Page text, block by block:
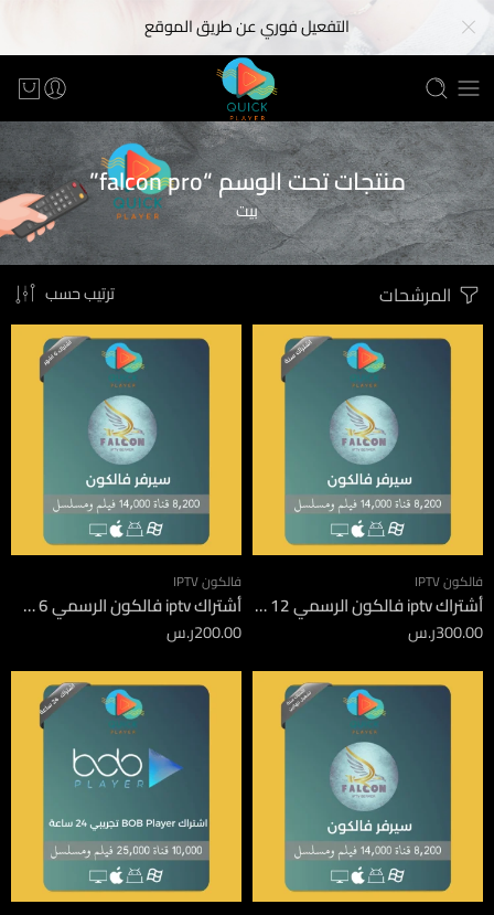
التفعيل فوري عن طريق الموقع
منتجات تحت الوسم “falcon pro”
بيت
المرشحات ترتيب حسب
فالكون IPTV
أشتراك iptv فالكون الرسمي 12 شهر
300.00ر.س
فالكون IPTV
أشتراك iptv فالكون الرسمي 6 شهور
200.00ر.س